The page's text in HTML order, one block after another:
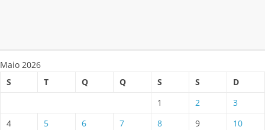
Maio 2026
S
T Q Q S S
D
1
2
3
4
5 6 7 8 9
10